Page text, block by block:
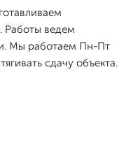
Работы ведем
Мы работаем Пн-Пт
сдачу объекта.